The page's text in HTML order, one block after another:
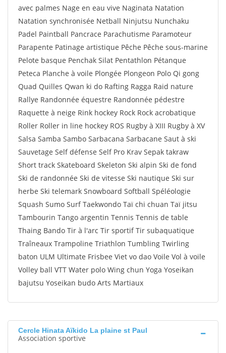
avec palmes Nage en eau vive Naginata Natation
Natation synchronisée Netball Ninjutsu Nunchaku
Padel Paintball Pancrace Parachutisme Paramoteur
Parapente Patinage artistique Pêche Pêche sous-marine
Pelote basque Penchak Silat Pentathlon Pétanque
Peteca Planche à voile Plongée Plongeon Polo Qi gong
Quad Quilles Qwan ki do Rafting Ragga Raid nature
Rallye Randonnée équestre Randonnée pédestre
Raquette à neige Rink hockey Rock Rock acrobatique
Roller Roller in line hockey ROS Rugby à XIII Rugby à XV
Salsa Samba Sambo Sarbacana Sarbacane Saut à ski
Sauvetage Self défense Self Pro Krav Sepak takraw
Short track Skateboard Skeleton Ski alpin Ski de fond
Ski de randonnée Ski de vitesse Ski nautique Ski sur
herbe Ski telemark Snowboard Softball Spéléologie
Squash Sumo Surf Taekwondo Taï chi chuan Taï jitsu
Tambourin Tango argentin Tennis Tennis de table
Thaing Bando Tir à l'arc Tir sportif Tir subaquatique
Traîneaux Trampoline Triathlon Tumbling Twirling
baton ULM Ultimate Frisbee Viet vo dao Voile Vol à voile
Volley ball VTT Water polo Wing chun Yoga Yoseikan
bajutsu Yoseikan budo Arts Martiaux
Cercle Hinata Aïkido La plaine st Paul
Association sportive